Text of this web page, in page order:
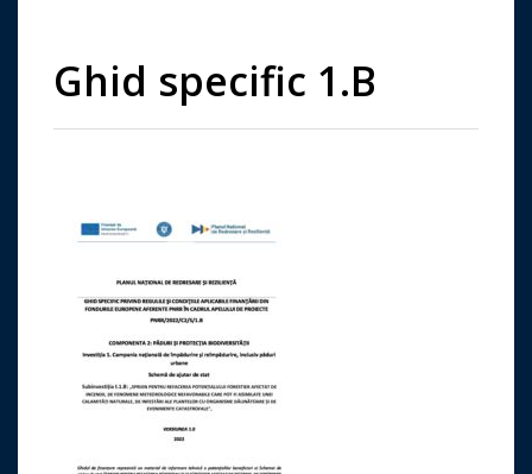
Ghid specific 1.B